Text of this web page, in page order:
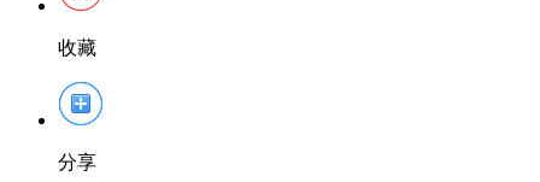
收藏
分享